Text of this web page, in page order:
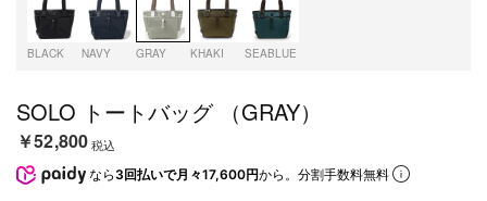
BLACK NAVY GRAY KHAKI SEABLUE
SOLO トートバッグ （GRAY）
￥52,800税込
なら 3回払いで月々17,600円から。分割手数料無料